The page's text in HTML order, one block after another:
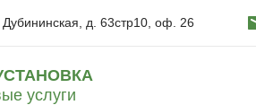
Дубининская, д. 63стр10, оф. 26
услуги